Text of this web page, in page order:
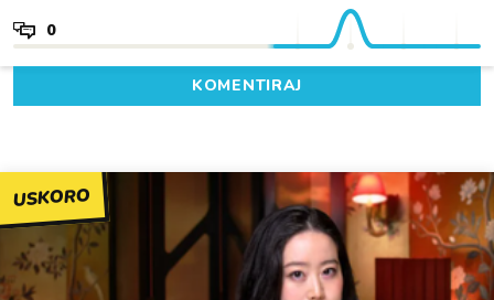
0
KOMENTIRAJ
USKORO